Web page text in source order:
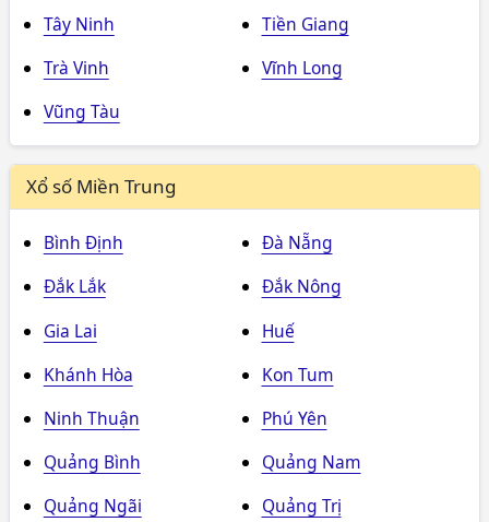
Tây Ninh
Tiền Giang
Trà Vinh
Vĩnh Long
Vũng Tàu
Xổ số Miền Trung
Bình Định
Đà Nẵng
Đắk Lắk
Đắk Nông
Gia Lai
Huế
Khánh Hòa
Kon Tum
Ninh Thuận
Phú Yên
Quảng Bình
Quảng Nam
Quảng Ngãi
Quảng Trị